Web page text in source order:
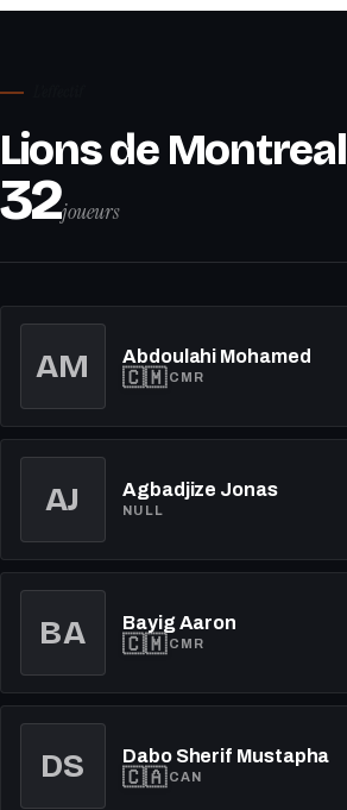
Lions de Montreal
32joueurs
AM Abdoulahi Mohamed
🇨🇲CMR
AJ Agbadjize Jonas
NULL
BA Bayig Aaron
🇨🇲CMR
DS Dabo Sherif Mustapha
🇨🇦CAN